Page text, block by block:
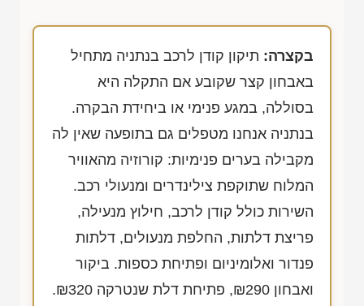
בקצרה: תיקון קודן לרכב בנתניה מתחיל
באבחון קצר שקובע אם התקלה היא
בסוללה, במגע פנימי או ביחידת הבקרה.
בנתניה אנחנו מטפלים גם בתופעה שאין לה
מקבילה בערים פנימיות: קורוזיה מהאוויר
המלוח שתוקפת צילינדרים ומנעולי רכב.
השירות כולל קודן לרכב, חילוץ מנעילה,
פריצת דלתות, החלפת מנעולים, דלתות
פנדור ואלומיניום ופתיחת כספות. ביקור
ואבחון ₪290, פתיחת דלת שנטרקה ₪320
.